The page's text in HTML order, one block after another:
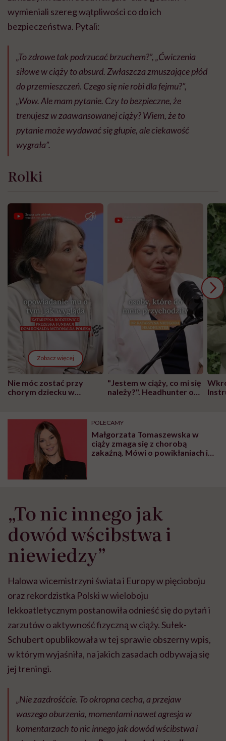
wymieniali szereg wątpliwości co do ich
bezpieczeństwa. Pytali:
„To zdrowe tak podrzucać brzuchem?”, „Ćwiczenia
siłowe w ciąży to absurd. Zwłaszcza zmuszające płód
do przemieszczeń. Czego się nie robi dla fejmu?”,
„Wow. Ale mam pytanie. Czy to bezpieczne, że
trenujesz w zaawansowanej ciąży? Wiem, że to
pytanie może wydawać się głupie, ale ciekawość
wygrała”.
Rolki
Zobacz więcej
Nie móc zostać przy
chorym dziecku w
może chyba tylko
głupota i brak
wyobraźni"
"Jestem w ciąży, co mi się
należy?". Headhunter o
pracy
POLECAMY
Małgorzata Tomaszewska w
ciąży zmaga się z chorobą
zakaźną. Mówi o powikłaniach i
„To nic innego jak
dowód wścibstwa i
niewiedzy”
Halowa wicemistrzyni świata i Europy w pięcioboju
oraz rekordzistka Polski w wieloboju
lekkoatletycznym postanowiła odnieść się do pytań i
zarzutów o aktywność fizyczną w ciąży. Sułek-
Schubert opublikowała w tej sprawie obszerny wpis,
w którym wyjaśniła, na jakich zasadach odbywają się
jej treningi.
„Nie zazdrośćcie. To okropna cecha, a przejaw
waszego oburzenia, momentami nawet agresja w
komentarzach to nic innego jak dowód wścibstwa i